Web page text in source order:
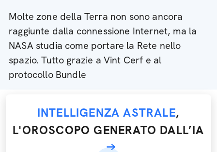
Molte zone della Terra non sono ancora
raggiunte dalla connessione Internet, ma la
NASA studia come portare la Rete nello
spazio. Tutto grazie a Vint Cerf e al
protocollo Bundle
INTELLIGENZA ASTRALE,
L'OROSCOPO GENERATO DALL’IA